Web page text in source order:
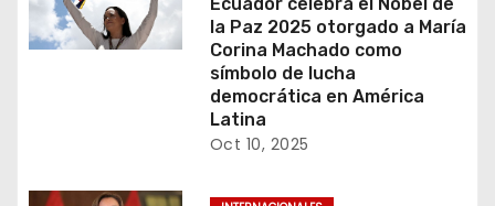
r
la Paz 2025 otorgado a María
Corina Machado como
símbolo de lucha
democrática en América
Latina
Oct 10, 2025